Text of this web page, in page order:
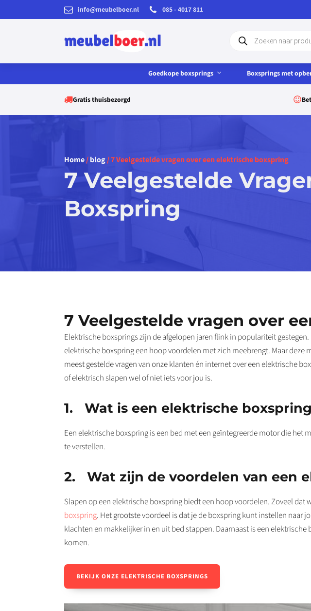
info@meubelboer.nl 085 - 4017 811
zoeken
Goedkope boxsprings Boxsprings met
Gratis thuisbezorgd
Home/blog/ 7 Veelgestelde vragen over een elektrische boxspring
7 Veelgestelde
Boxspring
7 Veelgestelde vragen over
Elektrische boxsprings zijn de afgelopen jaren flink in populariteit
elektrische boxspring een hoop voordelen met zich meebrengt. Maar
meest gestelde vragen van onze klanten én internet over een elektrische
of elektrisch slapen wel of niet iets voor jou is.
1. Wat is een elektrische
Een elektrische boxspring is een bed met een geïntegreerde motor die
te verstellen.
2. Wat zijn de voordelen van een
Slapen op een elektrische boxspring biedt een hoop voordelen. Zoveel dat
boxspring. Het grootste voordeel is dat je de boxspring kunt instellen
klachten en makkelijker in en uit bed stappen. Daarnaast is een
komen.
BEKIJK ONZE ELEKTRISCHE BOXSPRINGS